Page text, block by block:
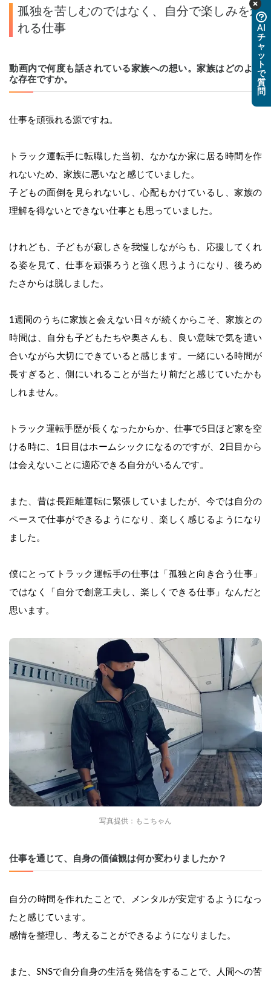
孤独を苦しむのではなく、自分で楽しみを創
れる仕事
動画内で何度も話されている家族への想い。家族はどのよう
な存在ですか。
仕事を頑張れる源ですね。
トラック運転手に転職した当初、なかなか家に居る時間を作
れないため、家族に悪いなと感じていました。
子どもの面倒を見られないし、心配もかけているし、家族の
理解を得ないとできない仕事とも思っていました。
けれども、子どもが寂しさを我慢しながらも、応援してくれ
る姿を見て、仕事を頑張ろうと強く思うようになり、後ろめ
たさからは脱しました。
1週間のうちに家族と会えない日々が続くからこそ、家族との
時間は、自分も子どもたちや奥さんも、良い意味で気を遣い
合いながら大切にできていると感じます。一緒にいる時間が
長すぎると、側にいれることが当たり前だと感じていたかも
しれません。
トラック運転手歴が長くなったからか、仕事で5日ほど家を空
ける時に、1日目はホームシックになるのですが、2日目から
は会えないことに適応できる自分がいるんです。
また、昔は長距離運転に緊張していましたが、今では自分の
ペースで仕事ができるようになり、楽しく感じるようになり
ました。
僕にとってトラック運転手の仕事は「孤独と向き合う仕事」
ではなく「自分で創意工夫し、楽しくできる仕事」なんだと
思います。
写真提供：もこちゃん
仕事を通じて、自身の価値観は何か変わりましたか？
自分の時間を作れたことで、メンタルが安定するようになっ
たと感じています。
感情を整理し、考えることができるようになりました。
また、SNSで自分自身の生活を発信をすることで、人間への苦
AI
チ
ャ
ッ
ト
で
質
問